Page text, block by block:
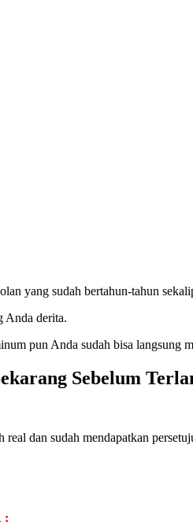
yang sudah bertahun-tahun
Anda derita.
pun Anda sudah bisa langsung
Sebelum
dan sudah mendapatkan
: